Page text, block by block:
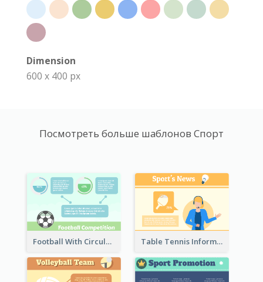
Dimension
600 x 400 px
Посмотреть больше шаблонов Спорт
Football With Circular Chart Table Tennis Informative Clipart